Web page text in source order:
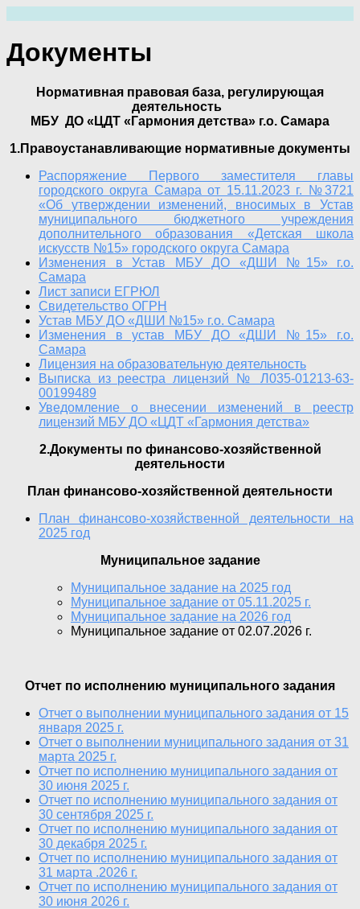
содержимому
Документы
Нормативная правовая база, регулирующая
деятельность
МБУ ДО «ЦДТ «Гармония детства» г.о. Самара
1.Правоустанавливающие нормативные документы
Распоряжение Первого заместителя главы
городского округа Самара от 15.11.2023 г. №3721
«Об утверждении изменений, вносимых в Устав
муниципального бюджетного учреждения
дополнительного образования «Детская школа
искусств №15» городского округа Самара
Изменения в Устав МБУ ДО «ДШИ №15» г.о.
Самара
Лист записи ЕГРЮЛ
Свидетельство ОГРН
Устав МБУ ДО «ДШИ №15» г.о. Самара
Изменения в устав МБУ ДО «ДШИ №15» г.о.
Самара
Лицензия на образовательную деятельность
Выписка из реестра лицензий № Л035-01213-63-
00199489
Уведомление о внесении изменений в реестр
лицензий МБУ ДО «ЦДТ «Гармония детства»
2.Документы по финансово-хозяйственной
деятельности
План финансово-хозяйственной деятельности
План финансово-хозяйственной деятельности на
2025 год
Муниципальное задание
Муниципальное задание на 2025 год
Муниципальное задание от 05.11.2025 г.
Муниципальное задание на 2026 год
Муниципальное задание от 02.07.2026 г.
Отчет по исполнению муниципального задания
Отчет о выполнении муниципального задания от 15
января 2025 г.
Отчет о выполнении муниципального задания от 31
марта 2025 г.
Отчет по исполнению муниципального задания от
30 июня 2025 г.
Отчет по исполнению муниципального задания от
30 сентября 2025 г.
Отчет по исполнению муниципального задания от
30 декабря 2025 г.
Отчет по исполнению муниципального задания от
31 марта .2026 г.
Отчет по исполнению муниципального задания от
30 июня 2026 г.